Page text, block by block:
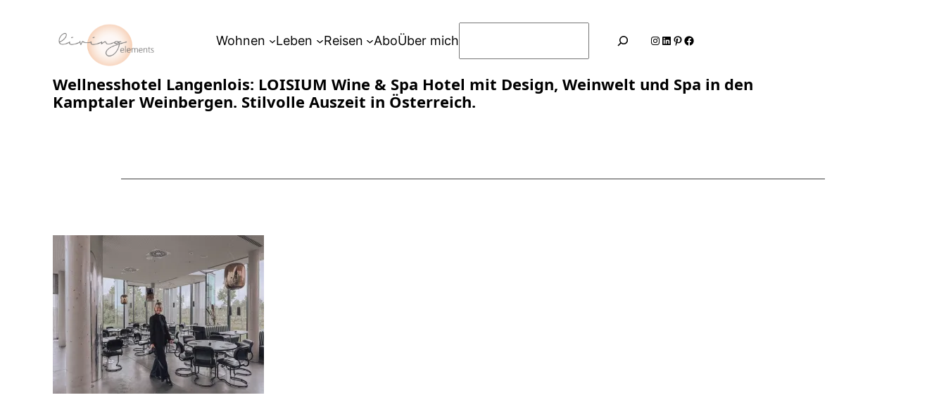
Wohnen Leben Reisen AboÜber mich
h
e
Instagram LinkedIn Pinterest Facebook
Wellnesshotel Langenlois: LOISIUM Wine & Spa Hotel mit Design, Weinwelt und Spa in den
Kamptaler Weinbergen. Stilvolle Auszeit in Österreich.